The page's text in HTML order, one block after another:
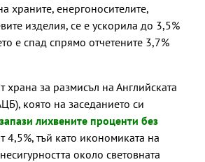
храните, енергоносителите,
изделия, се е ускорила до 3,5%
е спад спрямо отчетените 3,7%
храна за размисъл на Английската
която на заседанието си
запази лихвените проценти без
4,5%, тъй като икономиката на
около световната